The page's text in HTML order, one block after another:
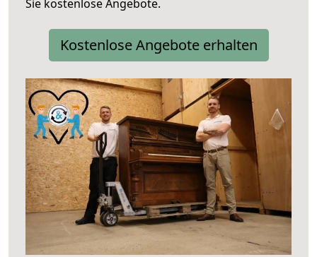
Sie kostenlose Angebote.
Kostenlose Angebote erhalten